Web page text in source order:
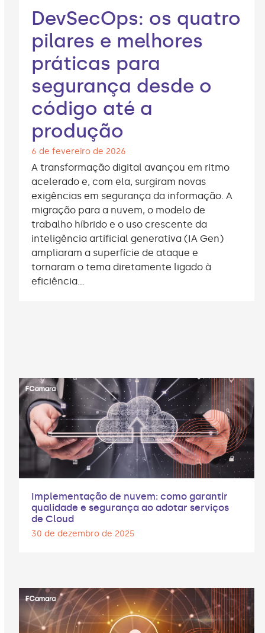
DevSecOps: os quatro
pilares e melhores
práticas para
segurança desde o
código até a
produção
6 de fevereiro de 2026
A transformação digital avançou em ritmo
acelerado e, com ela, surgiram novas
exigências em segurança da informação. A
migração para a nuvem, o modelo de
trabalho híbrido e o uso crescente da
inteligência artificial generativa (IA Gen)
ampliaram a superfície de ataque e
tornaram o tema diretamente ligado à
eficiência…
Implementação de nuvem: como garantir
qualidade e segurança ao adotar serviços
de Cloud
30 de dezembro de 2025